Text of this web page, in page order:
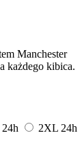
Manchester
każdego kibica.
24h 2XL 24h